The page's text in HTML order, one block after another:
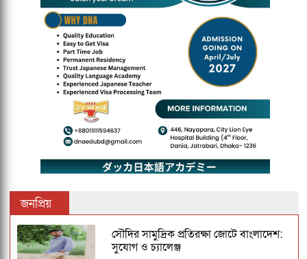
জনপ্রিয়
সৌদির সামুদ্রিক প্রতিরক্ষা জোটে বাংলাদেশ:
সুযোগ ও চ্যালেঞ্জ